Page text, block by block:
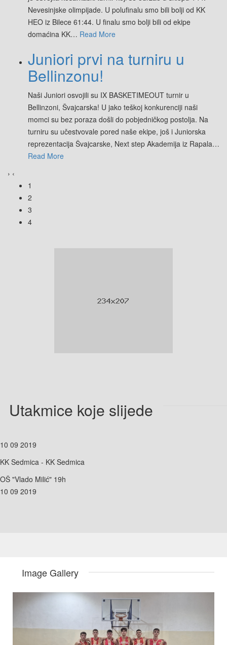
Nevesinjske olimpijade. U polufinalu smo bili bolji od KK
HEO iz Bilece 61:44. U finalu smo bolji bili od ekipe
domaćina KK… Read More
Juniori prvi na turniru u
Bellinzonu!
Naši Juniori osvojili su IX BASKETIMEOUT turnir u
Bellinzoni, Švajcarska! U jako teškoj konkurenciji naši
momci su bez poraza došli do pobjedničkog postolja. Na
turniru su učestvovale pored naše ekipe, još i Juniorska
reprezentacija Švajcarske, Next step Akademija iz Rapala…
Read More
› ‹
1
2
3
4
Utakmice koje slijede
10 09 2019
KK Sedmica - KK Sedmica
OŠ "Vlado Milić" 19h
10 09 2019
Image Gallery